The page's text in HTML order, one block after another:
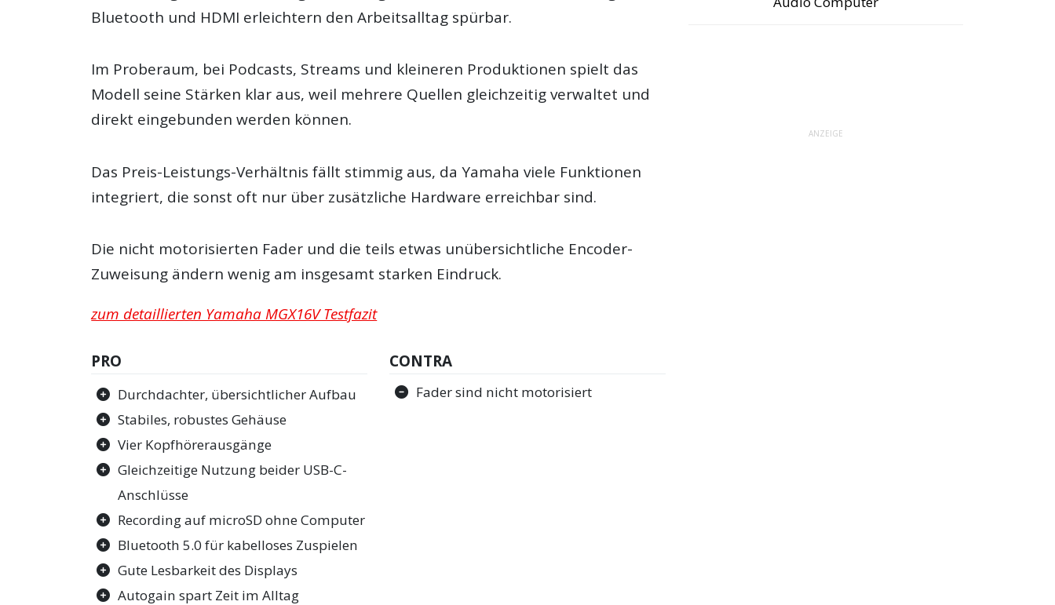
Bluetooth und HDMI erleichtern den Arbeitsalltag spürbar.
Im Proberaum, bei Podcasts, Streams und kleineren Produktionen spielt das
Modell seine Stärken klar aus, weil mehrere Quellen gleichzeitig verwaltet und
direkt eingebunden werden können.
Das Preis-Leistungs-Verhältnis fällt stimmig aus, da Yamaha viele Funktionen
integriert, die sonst oft nur über zusätzliche Hardware erreichbar sind.
Die nicht motorisierten Fader und die teils etwas unübersichtliche Encoder-
Zuweisung ändern wenig am insgesamt starken Eindruck.
zum detaillierten Yamaha MGX16V Testfazit
PRO
Durchdachter, übersichtlicher Aufbau
Stabiles, robustes Gehäuse
Vier Kopfhörerausgänge
Gleichzeitige Nutzung beider USB-C-
Anschlüsse
Recording auf microSD ohne Computer
Bluetooth 5.0 für kabelloses Zuspielen
Gute Lesbarkeit des Displays
Autogain spart Zeit im Alltag
CONTRA
Fader sind nicht motorisiert
ANZEIGE